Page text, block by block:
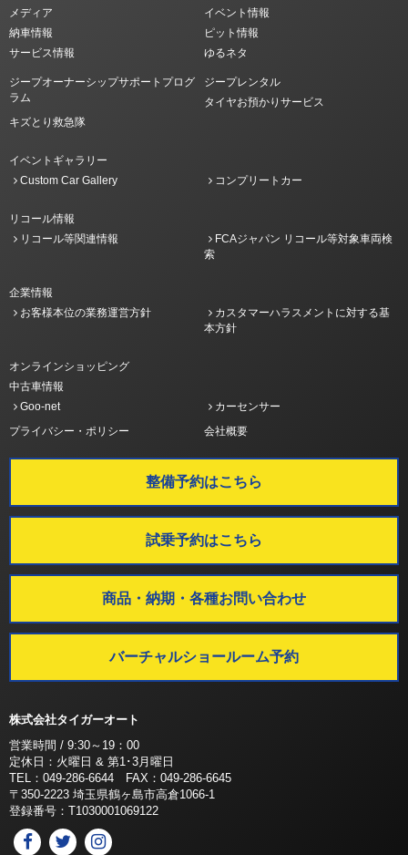
メディア
イベント情報
納車情報
ピット情報
サービス情報
ゆるネタ
ジープオーナーシップサポートプログ
ラム
ジープレンタル
タイヤお預かりサービス
キズとり救急隊
イベントギャラリー
Custom Car Gallery
コンプリートカー
リコール情報
リコール等関連情報
FCAジャパン リコール等対象車両検
索
企業情報
お客様本位の業務運営方針
カスタマーハラスメントに対する基
本方針
オンラインショッピング
中古車情報
Goo-net
カーセンサー
プライバシー・ポリシー
会社概要
整備予約はこちら
試乗予約はこちら
商品・納期・各種お問い合わせ
バーチャルショールーム予約
株式会社タイガーオート
営業時間 / 9:30～19：00
定休日：火曜日 & 第1･3月曜日
TEL：049-286-6644 FAX：049-286-6645
〒350-2223 埼玉県鶴ヶ島市高倉1066-1
登録番号：T1030001069122